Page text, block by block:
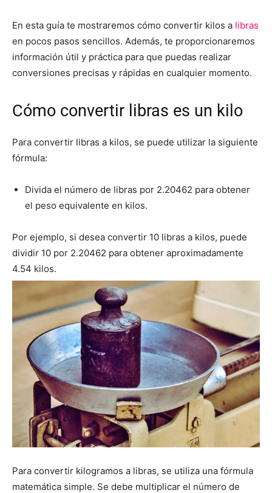
En esta guía te mostraremos cómo convertir kilos a libras
en pocos pasos sencillos. Además, te proporcionaremos
información útil y práctica para que puedas realizar
conversiones precisas y rápidas en cualquier momento.
Cómo convertir libras es un kilo
Para convertir libras a kilos, se puede utilizar la siguiente
fórmula:
Divida el número de libras por 2.20462 para obtener
el peso equivalente en kilos.
Por ejemplo, si desea convertir 10 libras a kilos, puede
dividir 10 por 2.20462 para obtener aproximadamente
4.54 kilos.
Para convertir kilogramos a libras, se utiliza una fórmula
matemática simple. Se debe multiplicar el número de